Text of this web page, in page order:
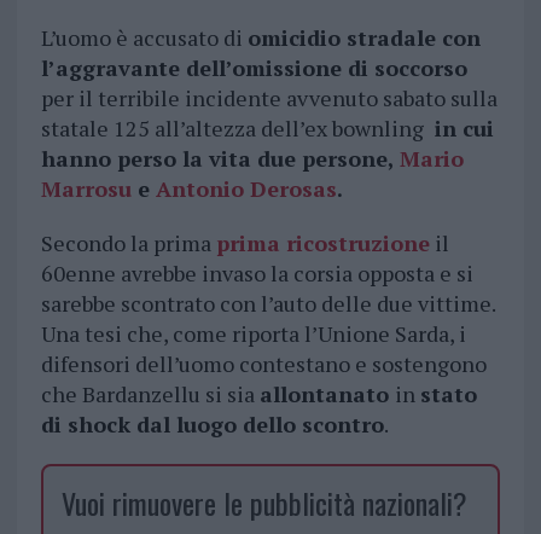
L’uomo è accusato di omicidio stradale con
l’aggravante dell’omissione di soccorso
per il terribile incidente avvenuto sabato sulla
statale 125 all’altezza dell’ex bownling in cui
hanno perso la vita due persone, Mario
Marrosue Antonio Derosas.
Secondo la prima prima ricostruzioneil
60enne avrebbe invaso la corsia opposta e si
sarebbe scontrato con l’auto delle due vittime.
Una tesi che, come riporta l’Unione Sarda, i
difensori dell’uomo contestano e sostengono
che Bardanzellu si sia allontanato in stato
di shock dal luogo dello scontro.
Vuoi rimuovere le pubblicità nazionali?